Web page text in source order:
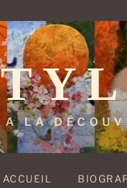
A LA
ACCUEIL